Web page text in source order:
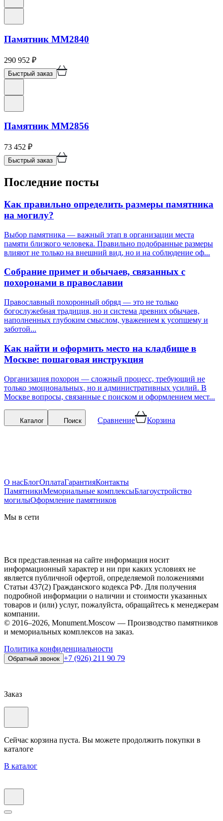
Памятник ММ2840
290 952 ₽
Быстрый заказ
Памятник ММ2856
73 452 ₽
Быстрый заказ
Последние посты
Как правильно определить размеры памятника
на могилу?
Выбор памятника — важный этап в организации места
памяти близкого человека. Правильно подобранные размеры
влияют не только на внешний вид, но и на соблюдение оф...
Собрание примет и обычаев, связанных с
похоронами в православии
Православный похоронный обряд — это не только
богослужебная традиция, но и система древних обычаев,
наполненных глубоким смыслом, уважением к усопшему и
заботой...
Как найти и оформить место на кладбище в
Москве: пошаговая инструкция
Организация похорон — сложный процесс, требующий не
только эмоциональных, но и административных усилий. В
Москве вопросы, связанные с поиском и оформлением мест...
Каталог Поиск Сравнение Корзина
О насБлогОплатаГарантияКонтакты
ПамятникиМемориальные комплексыБлагоустройство
могилыОформление памятников
Мы в сети
Вся представленная на сайте информация носит
информационный характер и ни при каких условиях не
является публичной офертой, определяемой положениями
Статьи 437(2) Гражданского кодекса РФ. Для получения
подробной информации о наличии и стоимости указанных
товаров и (или) услуг, пожалуйста, обращайтесь к менеджерам
компании.
© 2016–2026, Monument.Moscow — Производство памятников
и мемориальных комплексов на заказ.
Политика конфиденциальности
Обратный звонок +7 (926) 211 90 79
Заказ
Сейчас корзина пуста. Вы можете продолжить покупки в
каталоге
В каталог